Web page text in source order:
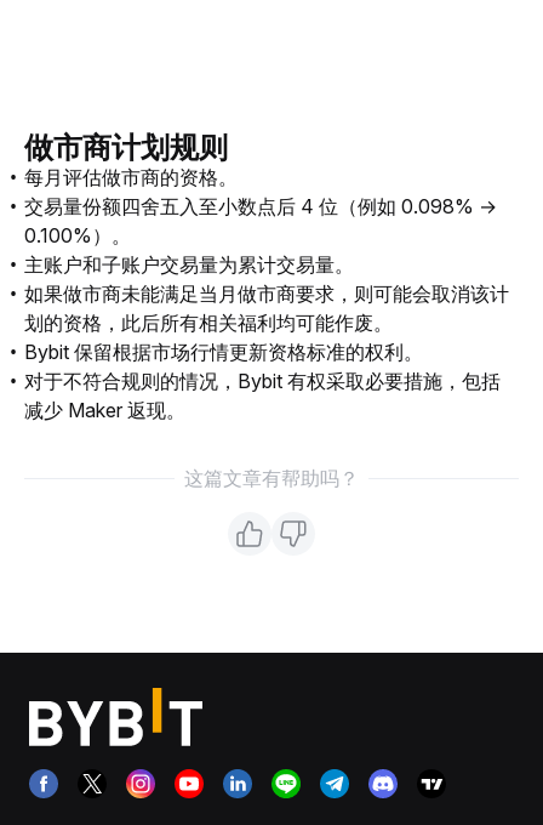
做市商计划规则
每月评估做市商的资格。
交易量份额四舍五入至小数点后 4 位（例如 0.098% →
0.100%）。
主账户和子账户交易量为累计交易量。
如果做市商未能满足当月做市商要求，则可能会取消该计
划的资格，此后所有相关福利均可能作废。
Bybit 保留根据市场行情更新资格标准的权利。
对于不符合规则的情况，Bybit 有权采取必要措施，包括
减少 Maker 返现。
这篇文章有帮助吗？